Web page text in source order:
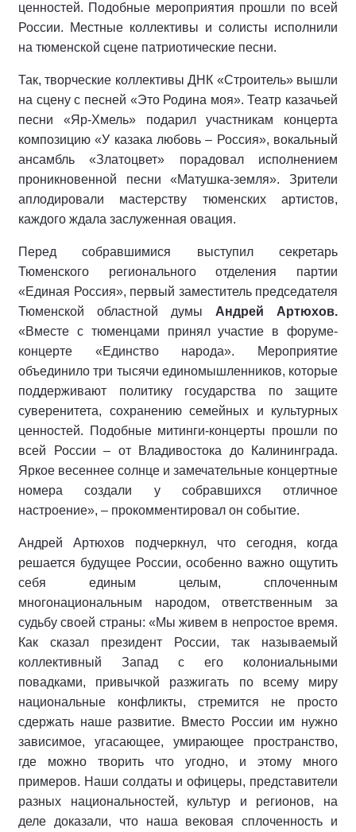
ценностей. Подобные мероприятия прошли по всей
России. Местные коллективы и солисты исполнили
на тюменской сцене патриотические песни.
Так, творческие коллективы ДНК «Строитель» вышли
на сцену с песней «Это Родина моя». Театр казачьей
песни «Яр-Хмель» подарил участникам концерта
композицию «У казака любовь – Россия», вокальный
ансамбль «Златоцвет» порадовал исполнением
проникновенной песни «Матушка-земля». Зрители
аплодировали мастерству тюменских артистов,
каждого ждала заслуженная овация.
Перед собравшимися выступил секретарь
Тюменского регионального отделения партии
«Единая Россия», первый заместитель председателя
Тюменской областной думы Андрей Артюхов.
«Вместе с тюменцами принял участие в форуме-
концерте «Единство народа». Мероприятие
объединило три тысячи единомышленников, которые
поддерживают политику государства по защите
суверенитета, сохранению семейных и культурных
ценностей. Подобные митинги-концерты прошли по
всей России – от Владивостока до Калининграда.
Яркое весеннее солнце и замечательные концертные
номера создали у собравшихся отличное
настроение», – прокомментировал он событие.
Андрей Артюхов подчеркнул, что сегодня, когда
решается будущее России, особенно важно ощутить
себя единым целым, сплоченным
многонациональным народом, ответственным за
судьбу своей страны: «Мы живем в непростое время.
Как сказал президент России, так называемый
коллективный Запад с его колониальными
повадками, привычкой разжигать по всему миру
национальные конфликты, стремится не просто
сдержать наше развитие. Вместо России им нужно
зависимое, угасающее, умирающее пространство,
где можно творить что угодно, и этому много
примеров. Наши солдаты и офицеры, представители
разных национальностей, культур и регионов, на
деле доказали, что наша вековая сплоченность и